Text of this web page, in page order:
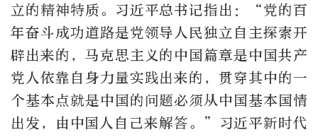
立的精神特质。习近平总书记指出：“党的百
年奋斗成功道路是党领导人民独立自主探索开
辟出来的，马克思主义的中国篇章是中国共产
党人依靠自身力量实践出来的，贯穿其中的一
个基本点就是中国的问题必须从中国基本国情
出发，由中国人自己来解答。”习近平新时代